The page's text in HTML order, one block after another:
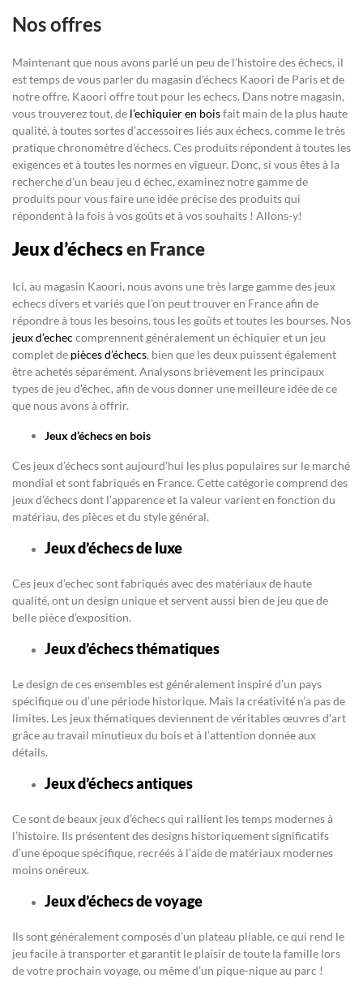
Nos offres
Maintenant que nous avons parlé un peu de l’histoire des échecs, il
est temps de vous parler du magasin d’échecs Kaoori de Paris et de
notre offre. Kaoori offre tout pour les echecs. Dans notre magasin,
vous trouverez tout, de l’echiquier en boisfait main de la plus haute
qualité, à toutes sortes d’accessoires liés aux échecs, comme le très
pratique chronomètre d’échecs. Ces produits répondent à toutes les
exigences et à toutes les normes en vigueur. Donc, si vous êtes à la
recherche d’un beau jeu d échec, examinez notre gamme de
produits pour vous faire une idée précise des produits qui
répondent à la fois à vos goûts et à vos souhaits ! Allons-y!
Jeux d’échecsen France
Ici, au magasin Kaoori, nous avons une très large gamme des jeux
echecs divers et variés que l’on peut trouver en France afin de
répondre à tous les besoins, tous les goûts et toutes les bourses. Nos
jeux d’echec comprennent généralement un échiquier et un jeu
complet de pièces d’échecs, bien que les deux puissent également
être achetés séparément. Analysons brièvement les principaux
types de jeu d’échec, afin de vous donner une meilleure idée de ce
que nous avons à offrir.
Jeux d’échecs en bois
Ces jeux d’échecs sont aujourd’hui les plus populaires sur le marché
mondial et sont fabriqués en France. Cette catégorie comprend des
jeux d’échecs dont l’apparence et la valeur varient en fonction du
matériau, des pièces et du style général.
Jeux d’échecs de luxe
Ces jeux d’echec sont fabriqués avec des matériaux de haute
qualité, ont un design unique et servent aussi bien de jeu que de
belle pièce d’exposition.
Jeux d’échecs thématiques
Le design de ces ensembles est généralement inspiré d’un pays
spécifique ou d’une période historique. Mais la créativité n’a pas de
limites. Les jeux thématiques deviennent de véritables œuvres d’art
grâce au travail minutieux du bois et à l’attention donnée aux
détails.
Jeux d’échecs antiques
Ce sont de beaux jeux d’échecs qui rallient les temps modernes à
l’histoire. Ils présentent des designs historiquement significatifs
d’une époque spécifique, recréés à l’aide de matériaux modernes
moins onéreux.
Jeux d’échecs de voyage
Ils sont généralement composés d’un plateau pliable, ce qui rend le
jeu facile à transporter et garantit le plaisir de toute la famille lors
de votre prochain voyage, ou même d’un pique-nique au parc !